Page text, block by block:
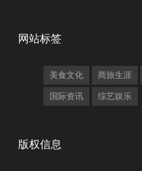
网站标签
美食文化 商旅生涯
国际资讯 综艺娱乐
版权信息